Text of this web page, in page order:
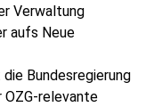
Verwaltung
aufs Neue
die Bundesregierung
relevante